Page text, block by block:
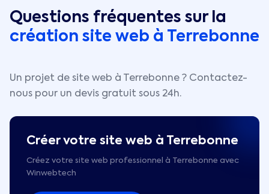
Questions fréquentes sur la
création site web à Terrebonne
Un projet de site web à Terrebonne ? Contactez-
nous pour un devis gratuit sous 24h.
Créer votre site web à Terrebonne
Créez votre site web professionnel à Terrebonne avec
Winwebtech